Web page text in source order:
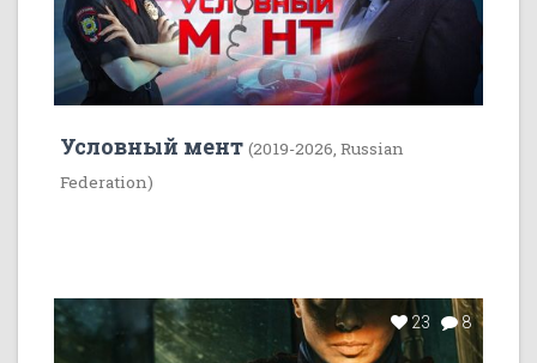
Условный мент (2019-2026, Russian
Federation)
23 8